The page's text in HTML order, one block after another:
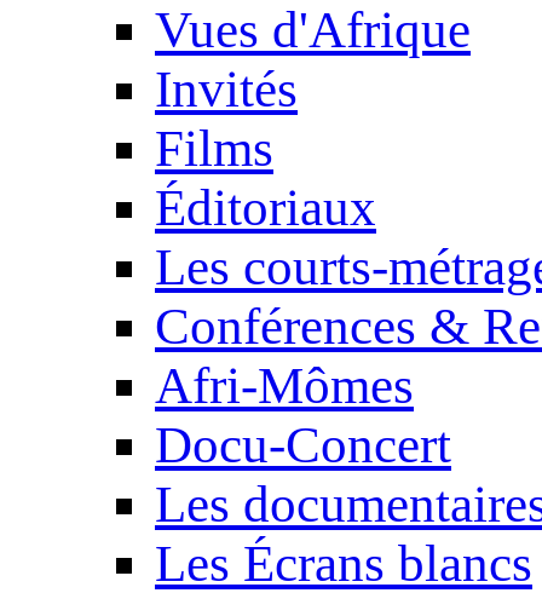
Vues d'Afrique
Invités
Films
Éditoriaux
Les courts-
Conférences &
Afri-Mômes
Docu-Concert
Les
Les Écrans blancs